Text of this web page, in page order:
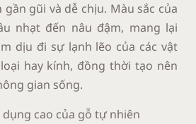
gũi và dễ chịu. Màu sắc của
nhạt đến nâu đậm, mang lại
dịu đi sự lạnh lẽo của các vật
hay kính, đồng thời tạo nên
gian sống.
cao của gỗ tự nhiên